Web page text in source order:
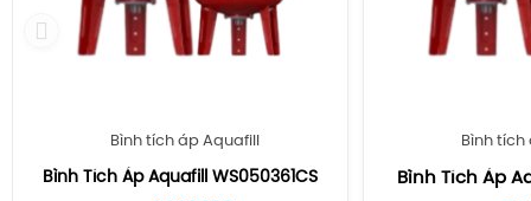
Bình tích áp Aquafill
Bình Tích Áp Aquafill WS050361CS
Bình tích
Bình Tích Áp